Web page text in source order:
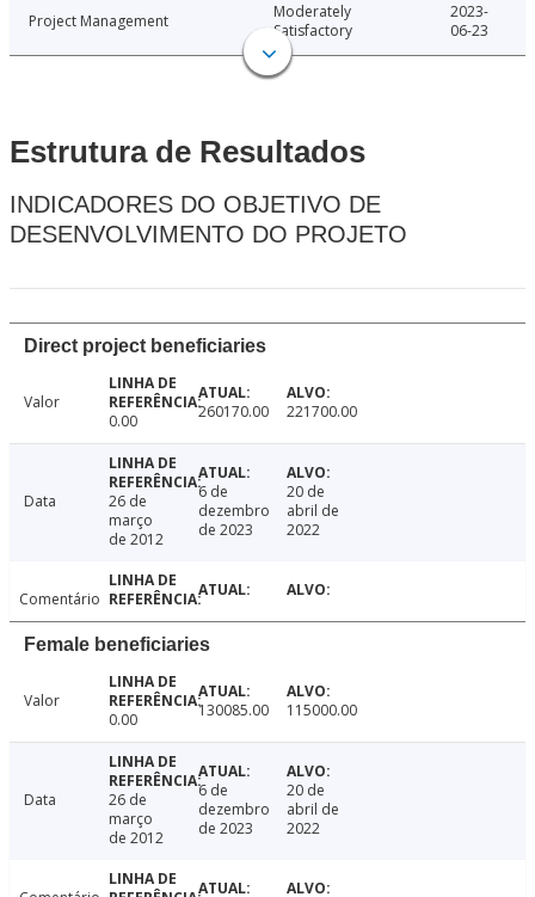
Project Management
Moderately
Satisfactory
2023-
06-23
Estrutura de Resultados
INDICADORES DO OBJETIVO DE
DESENVOLVIMENTO DO PROJETO
Direct project beneficiaries
Valor
0.00
260170.00 221700.00
Data
26 de
março
de 2012
6 de
dezembro
de 2023
20 de
abril de
2022
Comentário
Female beneficiaries
Valor
0.00
130085.00 115000.00
Data
26 de
março
de 2012
6 de
dezembro
de 2023
20 de
abril de
2022